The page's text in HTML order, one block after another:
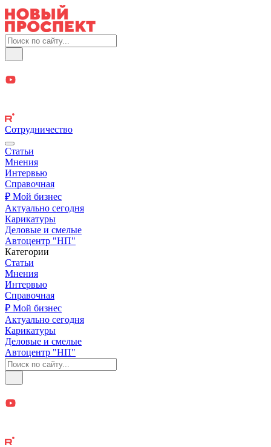
Сотрудничество
Статьи
Мнения
Интервью
Справочная
₽ Мой бизнес
Актуально сегодня
Карикатуры
Деловые и смелые
Автоцентр "НП"
Категории
Статьи
Мнения
Интервью
Справочная
₽ Мой бизнес
Актуально сегодня
Карикатуры
Деловые и смелые
Автоцентр "НП"